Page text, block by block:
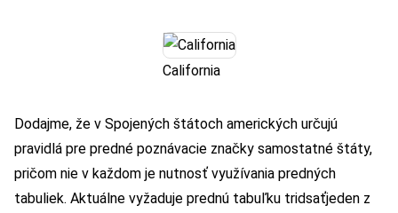
California
Dodajme, že v Spojených štátoch amerických určujú
pravidlá pre predné poznávacie značky samostatné štáty,
pričom nie v každom je nutnosť využívania predných
tabuliek. Aktuálne vyžaduje prednú tabuľku tridsaťjeden z